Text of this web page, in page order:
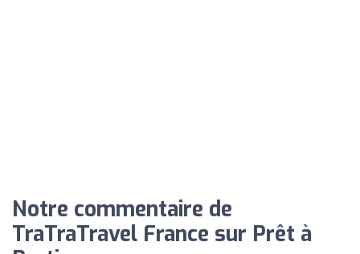
Notre commentaire de
TraTraTravel France sur Prêt à